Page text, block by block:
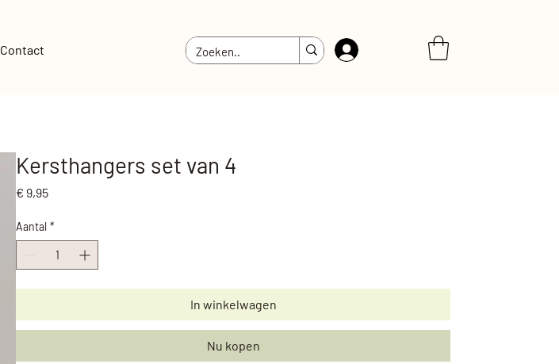
Contact Inloggen
Kersthangers set van 4
€ 9,95Prijs
Aantal *
In winkelwagen
Nu kopen